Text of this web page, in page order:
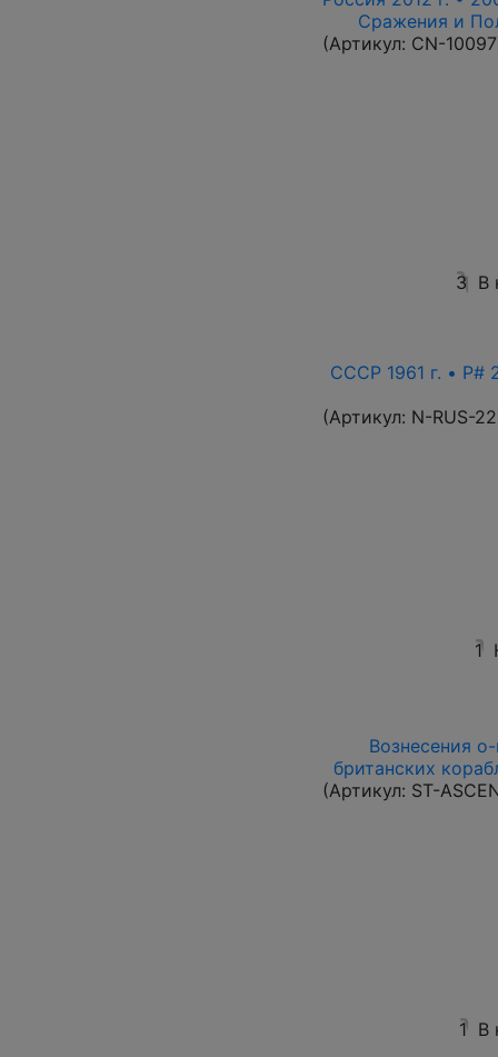
Сражения и
(Артикул: CN-10097
3 В
СССР 1961 г. • P#
(Артикул: N-RUS-
1
Вознесения
британских
(Артикул: ST-
1 В